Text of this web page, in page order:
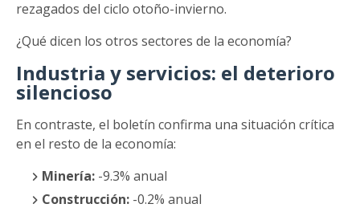
rezagados del ciclo otoño-invierno.
¿Qué dicen los otros sectores de la economía?
Industria y servicios: el deterioro
silencioso
En contraste, el boletín confirma una situación crítica
en el resto de la economía:
Minería: -9.3% anual
Construcción: -0.2% anual